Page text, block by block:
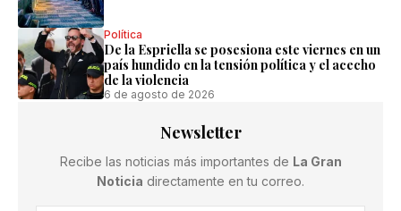
Política
De la Espriella se posesiona este viernes en un
país hundido en la tensión política y el acecho
de la violencia
6 de agosto de 2026
Newsletter
Recibe las noticias más importantes de La Gran
Noticia directamente en tu correo.